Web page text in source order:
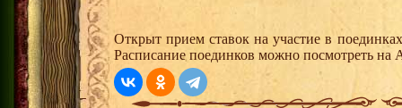
Открыт прием ставок на участие в
Расписание поединков можно посмотреть на